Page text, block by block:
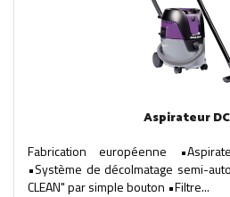
Aspirateur
Fabrication européenne
•Système de décolmatage semi-
CLEAN" par simple bouton •Filtre...